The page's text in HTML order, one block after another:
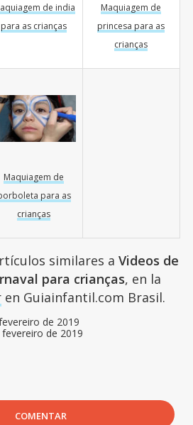
de india
para as crianças
Maquiagem de
princesa para as
crianças
Maquiagem de
para as
crianças
similares a Videos de
para crianças, en la
en Guiainfantil.com Brasil.
de 2019
fevereiro de 2019
COMENTAR